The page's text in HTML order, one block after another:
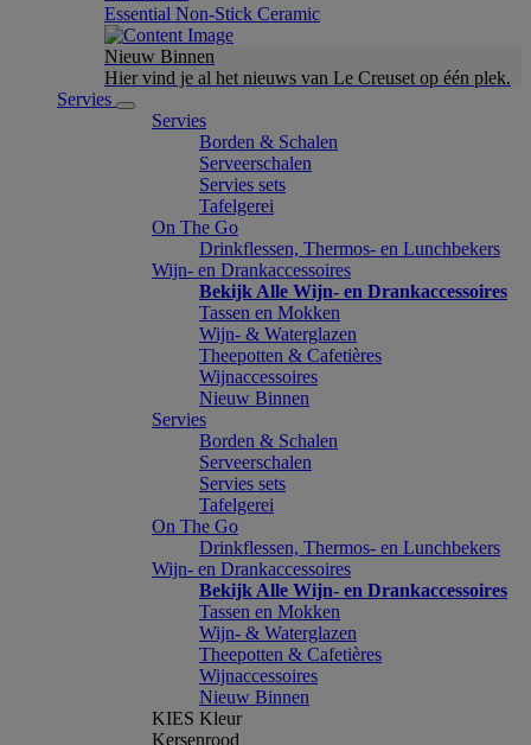
Essential Non-Stick Ceramic
Nieuw Binnen
Hier vind je al het nieuws van Le Creuset op één plek.
Servies
Servies
Borden & Schalen
Serveerschalen
Servies sets
Tafelgerei
On The Go
Drinkflessen, Thermos- en Lunchbekers
Wijn- en Drankaccessoires
Bekijk Alle Wijn- en Drankaccessoires
Tassen en Mokken
Wijn- & Waterglazen
Theepotten & Cafetières
Wijnaccessoires
Nieuw Binnen
Servies
Borden & Schalen
Serveerschalen
Servies sets
Tafelgerei
On The Go
Drinkflessen, Thermos- en Lunchbekers
Wijn- en Drankaccessoires
Bekijk Alle Wijn- en Drankaccessoires
Tassen en Mokken
Wijn- & Waterglazen
Theepotten & Cafetières
Wijnaccessoires
Nieuw Binnen
KIES Kleur
Kersenrood